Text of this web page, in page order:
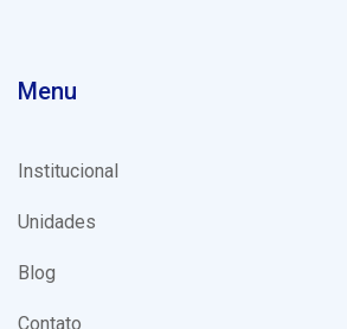
Menu
Institucional
Unidades
Blog
Contato